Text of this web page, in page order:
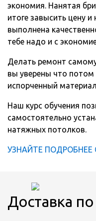
экономия. Нанятая
итоге завысить цену
выполнена
тебе надо и с
Делать ремонт
вы уверены что
испорченный
Наш курс обучения
самостоятельно
натяжных потолков.
УЗНАЙТЕ ПОДРОБНЕЕ
Доставка